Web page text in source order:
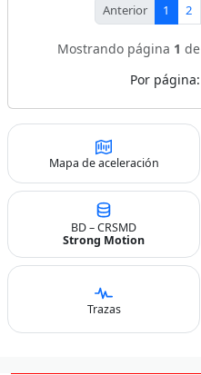
Anterior 1 2
Mostrando página 1 de
Por página:
Mapa de aceleración
BD – CRSMD
Strong Motion
Trazas